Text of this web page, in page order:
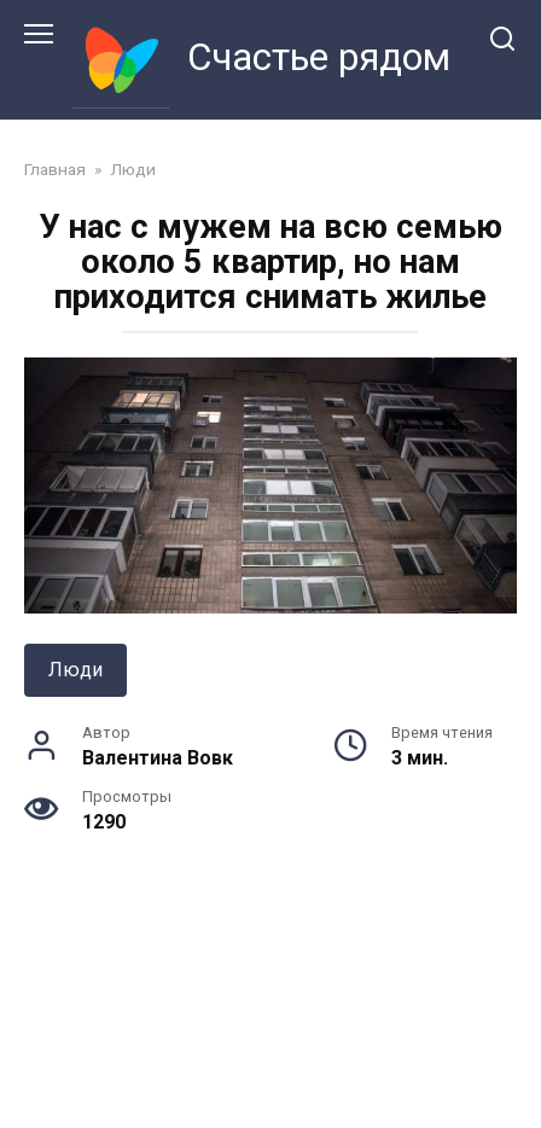
Счастье рядом
Главная » Люди
У нас с мужем на всю семью
около 5 квартир, но нам
приходится снимать жилье
Люди
Автор
Валентина Вовк
Время чтения
3 мин.
Просмотры
1290